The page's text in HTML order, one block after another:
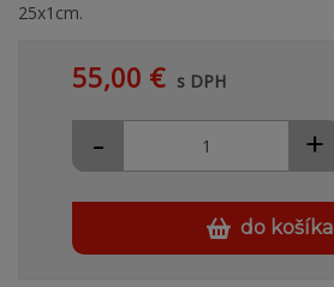
25x1cm.
55,00 € s DPH
+
-
do košíka